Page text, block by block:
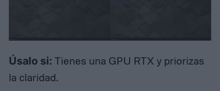
Úsalo si: Tienes una GPU RTX y priorizas
la claridad.